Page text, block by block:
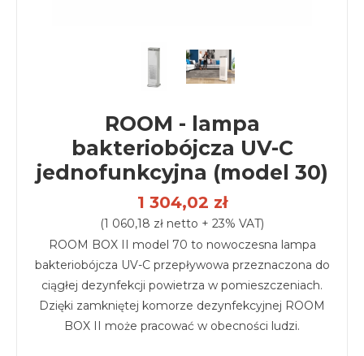
ROOM - lampa
bakteriobójcza UV-C
jednofunkcyjna (model 30)
1 304,02 zł
(1 060,18 zł netto + 23% VAT)
ROOM BOX II model 70 to nowoczesna lampa
bakteriobójcza UV-C przepływowa przeznaczona do
ciągłej dezynfekcji powietrza w pomieszczeniach.
Dzięki zamkniętej komorze dezynfekcyjnej ROOM
BOX II może pracować w obecności ludzi.